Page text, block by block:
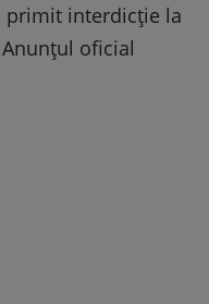
primit interdicție la
oficial